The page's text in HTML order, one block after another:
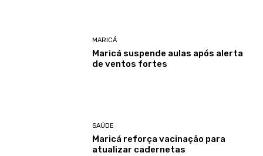
MARICÁ
Maricá suspende aulas após alerta
de ventos fortes
SAÚDE
Maricá reforça vacinação para
atualizar cadernetas